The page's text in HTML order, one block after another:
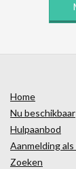
Home
Nu beschikbaar
Hulpaanbod
Aanmelding
Zoeken